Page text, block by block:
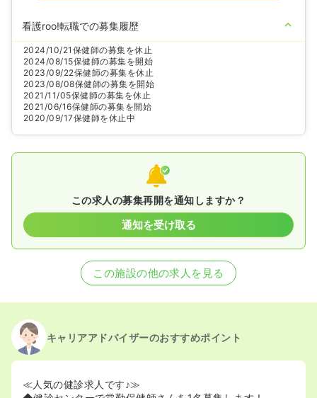
看護roo!転職での募集履歴
2024/10/21 保健師の募集を休止
2024/08/15保健師の募集を開始
2023/09/22保健師の募集を休止
2023/08/08保健師の募集を開始
2021/11/05保健師の募集を休止
2021/06/16保健師の募集を開始
2020/09/17保健師を休止中
この求人の募集再開を通知しますか？
通知を受け取る
この施設の他の求人を見る
キャリアアドバイザーのおすすめポイント
≪人気の健診求人です♪≫